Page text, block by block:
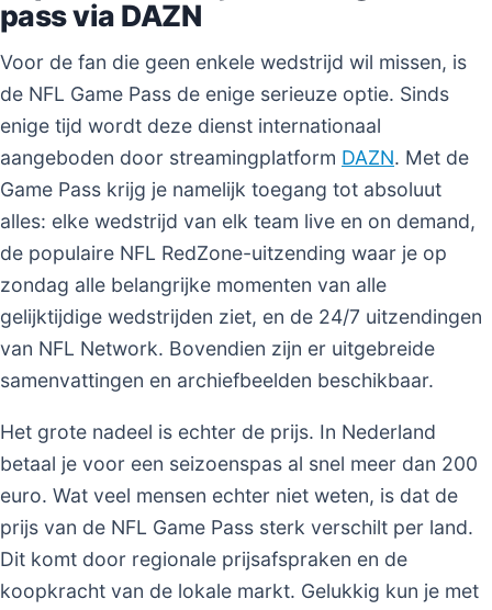
pass via DAZN
Voor de fan die geen enkele wedstrijd wil missen, is
de NFL Game Pass de enige serieuze optie. Sinds
enige tijd wordt deze dienst internationaal
aangeboden door streamingplatform DAZN. Met de
Game Pass krijg je namelijk toegang tot absoluut
alles: elke wedstrijd van elk team live en on demand,
de populaire NFL RedZone-uitzending waar je op
zondag alle belangrijke momenten van alle
gelijktijdige wedstrijden ziet, en de 24/7 uitzendingen
van NFL Network. Bovendien zijn er uitgebreide
samenvattingen en archiefbeelden beschikbaar.
Het grote nadeel is echter de prijs. In Nederland
betaal je voor een seizoenspas al snel meer dan 200
euro. Wat veel mensen echter niet weten, is dat de
prijs van de NFL Game Pass sterk verschilt per land.
Dit komt door regionale prijsafspraken en de
koopkracht van de lokale markt. Gelukkig kun je met